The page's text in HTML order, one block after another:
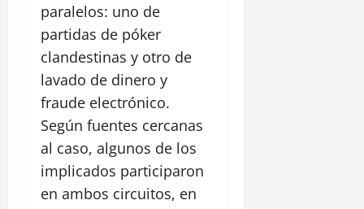
paralelos: uno de
partidas de póker
clandestinas y otro de
lavado de dinero y
fraude electrónico.
Según fuentes cercanas
al caso, algunos de los
implicados participaron
en ambos circuitos, en